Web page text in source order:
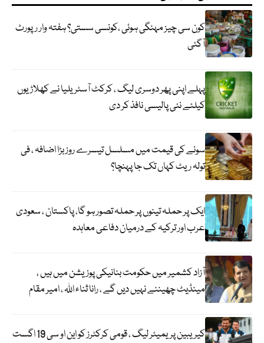
کون سی چیز مہنگی ہوئی ،کونسی سستی؟ ہفتہ وار رپورٹ
آگئی
پہلے اپنی پھر دوسری لیگ ، کرکٹ آسٹریلیا نے کھلاڑیوں
کیلئے نئی پالیسی نافذ کر دی
سونے کی قیمت میں مسلسل تیسرے روز بڑا اضافہ ، فی
تولہ ریٹ کہاں تک جا پہنچا؟
ایک پر حملہ تینوں پر حملہ تصور ہو گا، پاکستان ، سعودی
عرب اور ترکیہ کے درمیان دفاعی معاہدہ
آزاد کشمیر میں حکومت بنانیکی پوزیشن میں ہیں ،
مینڈیٹ چھیننے نہیں دیں گے ، رانا ثناء اللہ ، امیر مقام
کیریبین پریمیئر لیگ ، قومی کرکٹرز کو این او سی 19 اگست